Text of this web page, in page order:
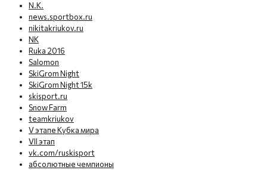
N.K.
news.sportbox.ru
nikitakriukov.ru
NK
Ruka 2016
Salomon
SkiGrom Night
SkiGrom Night 15k
skisport.ru
Snow Farm
teamkriukov
V этапе Кубка мира
VII этап
vk.com/ruskisport
абсолютные чемпионы